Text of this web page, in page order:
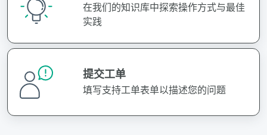
在我们的知识库中探索操作方式与最佳
实践
提交工单
填写支持工单表单以描述您的问题